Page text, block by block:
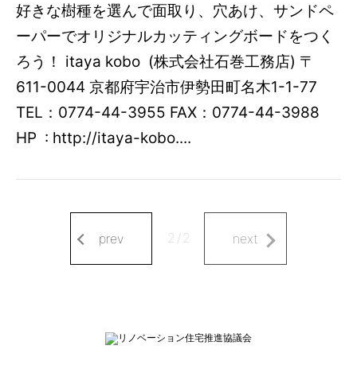
好きな樹種を選んで面取り、穴あけ、サンドペ
ーパーでオリジナルカッティングボードをつく
ろう！ itaya kobo (株式会社石巻工務店) 〒
611-0044 京都府宇治市伊勢田町名木1-1-77
TEL：0774-44-3955 FAX：0774-44-3988
HP : http://itaya-kobo....
prev 2 / 2 next